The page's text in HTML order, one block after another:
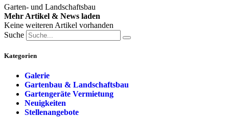
Garten- und Landschaftsbau
Mehr Artikel & News laden
Keine weiteren Artikel vorhanden
Suche
Kategorien
Galerie
Gartenbau & Landschaftsbau
Gartengeräte Vermietung
Neuigkeiten
Stellenangebote